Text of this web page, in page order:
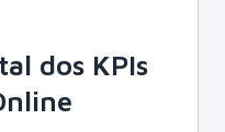
dos KPIs